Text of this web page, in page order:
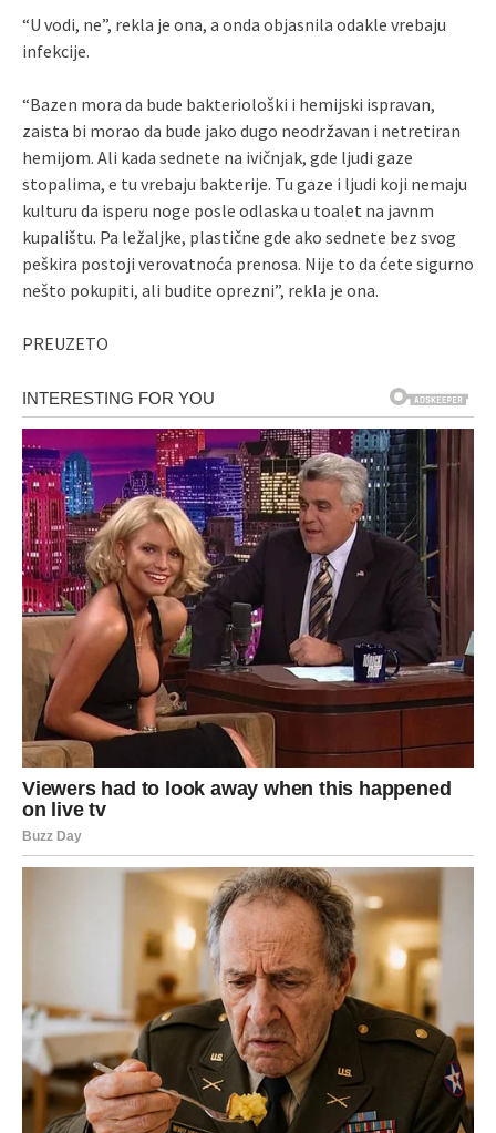
“U vodi, ne”, rekla je ona, a onda objasnila odakle vrebaju
infekcije.
“Bazen mora da bude bakteriološki i hemijski ispravan,
zaista bi morao da bude jako dugo neodržavan i netretiran
hemijom. Ali kada sednete na ivičnjak, gde ljudi gaze
stopalima, e tu vrebaju bakterije. Tu gaze i ljudi koji nemaju
kulturu da isperu noge posle odlaska u toalet na javnm
kupalištu. Pa ležaljke, plastične gde ako sednete bez svog
peškira postoji verovatnoća prenosa. Nije to da ćete sigurno
nešto pokupiti, ali budite oprezni”, rekla je ona.
PREUZETO